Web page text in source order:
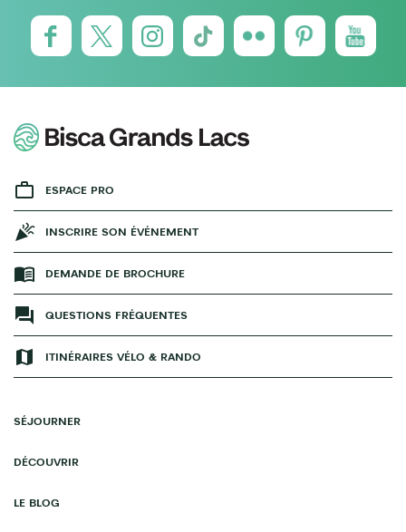
ESPACE PRO
INSCRIRE SON ÉVÉNEMENT
DEMANDE DE BROCHURE
QUESTIONS FRÉQUENTES
ITINÉRAIRES VÉLO & RANDO
SÉJOURNER
DÉCOUVRIR
LE BLOG